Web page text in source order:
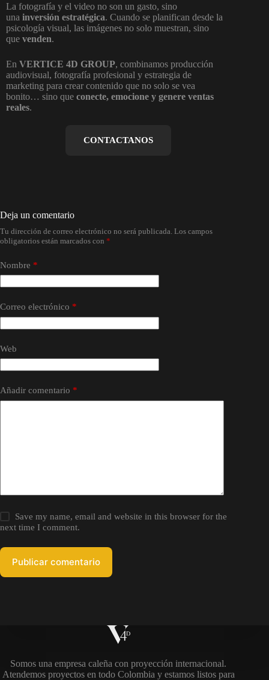
La fotografía y el video no son un gasto, sino
una inversión estratégica. Cuando se planifican desde la
psicología visual, las imágenes no solo muestran, sino
que venden.
En VERTICE 4D GROUP, combinamos producción
audiovisual, fotografía profesional y estrategia de
marketing para crear contenido que no solo se vea
bonito… sino que conecte, emocione y genere ventas
reales.
CONTACTANOS
Deja un comentario
Tu dirección de correo electrónico no será publicada. Los campos
obligatorios están marcados con *
Nombre *
Correo electrónico *
Web
Añadir comentario *
Save my name, email and website in this browser for the
next time I comment.
Publicar comentario
Somos una empresa caleña con proyección internacional.
Atendemos proyectos en todo Colombia y estamos listos para